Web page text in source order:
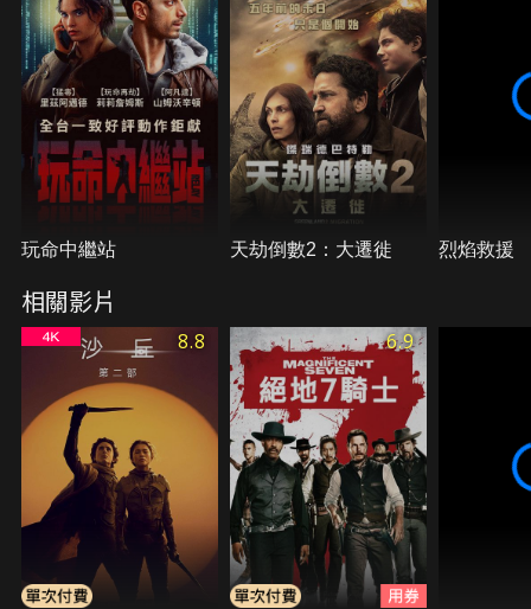
玩命中繼站 天劫倒數2：大遷徙 烈焰救援
相關影片
8.8 6.9